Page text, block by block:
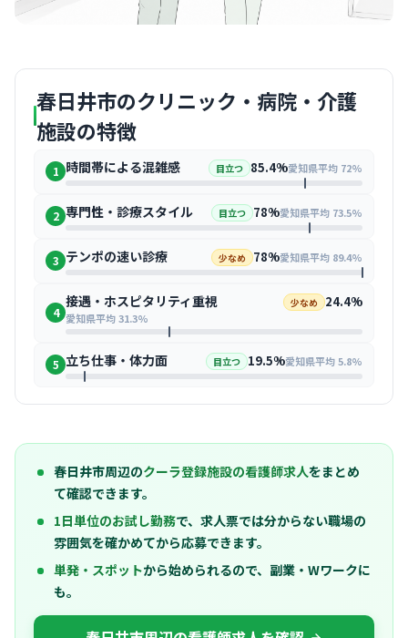
春日井市のクリニック・病院・介護
施設の特徴
1 時間帯による混雑感 目立つ 85.4%愛知県平均 72%
2 専門性・診療スタイル 目立つ 78%愛知県平均 73.5%
3 テンポの速い診療 少なめ 78%愛知県平均 89.4%
4
接遇・ホスピタリティ重視 少なめ 24.4%
愛知県平均 31.3%
5 立ち仕事・体力面 目立つ 19.5%愛知県平均 5.8%
春日井市周辺のクーラ登録施設の看護師求人をまとめ
て確認できます。
1日単位のお試し勤務で、求人票では分からない職場の
雰囲気を確かめてから応募できます。
単発・スポットから始められるので、副業・Wワークに
も。